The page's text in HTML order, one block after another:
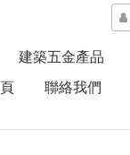
建築五金產品
聯絡我們